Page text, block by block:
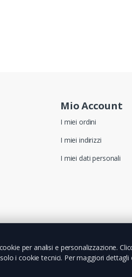
Mio Account
I miei ordini
I miei indirizzi
I miei dati personali
per analisi e personalizzazione.
i cookie tecnici. Per maggiori